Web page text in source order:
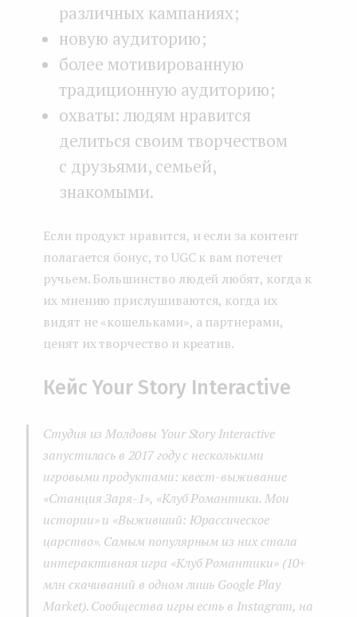
различных кампаниях;
новую аудиторию;
более мотивированную
традиционную аудиторию;
охваты: людям нравится
делиться своим творчеством
с друзьями, семьей,
знакомыми.
Если продукт нравится, и если за контент
полагается бонус, то UGC к вам потечет
ручьем. Большинство людей любят, когда к
их мнению прислушиваются, когда их
видят не «кошельками», а партнерами,
ценят их творчество и креатив.
Кейс Your Story Interactive
Студия из Молдовы Your Story Interactive
запустилась в 2017 году с несколькими
игровыми продуктами: квест-выживание
«Станция Заря-1», «Клуб Романтики. Мои
истории» и «Выживший: Юрассическое
царство». Самым популярным из них стала
интерактивная игра «Клуб Романтики» (10+
млн скачиваний в одном лишь Google Play
Market). Сообщества игры есть в Instagram, на